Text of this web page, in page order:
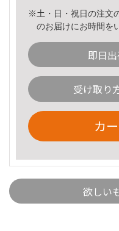
※土・日・祝日の注文
のお届けにお時間を
即日
受け取り
カ
欲しい